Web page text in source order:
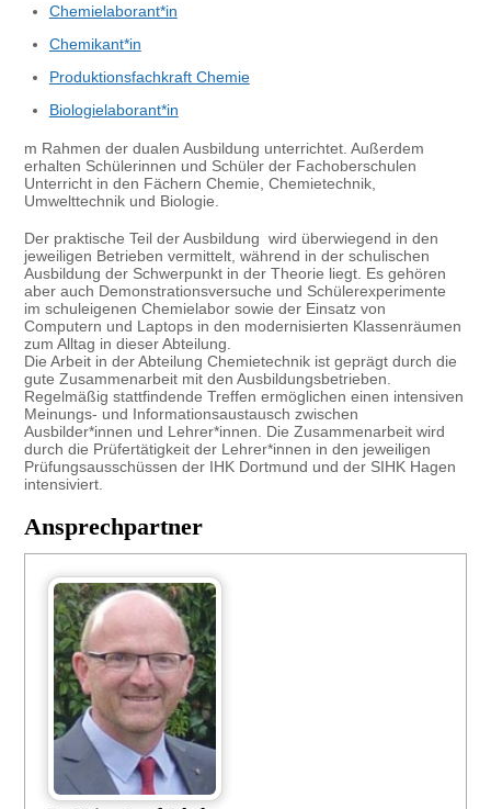
Chemielaborant*in
Chemikant*in
Produktionsfachkraft Chemie
Biologielaborant*in
m Rahmen der dualen Ausbildung unterrichtet. Außerdem
erhalten Schülerinnen und Schüler der Fachoberschulen
Unterricht in den Fächern Chemie, Chemietechnik,
Umwelttechnik und Biologie.
Der praktische Teil der Ausbildung wird überwiegend in den
jeweiligen Betrieben vermittelt, während in der schulischen
Ausbildung der Schwerpunkt in der Theorie liegt. Es gehören
aber auch Demonstrationsversuche und Schülerexperimente
im schuleigenen Chemielabor sowie der Einsatz von
Computern und Laptops in den modernisierten Klassenräumen
zum Alltag in dieser Abteilung.
Die Arbeit in der Abteilung Chemietechnik ist geprägt durch die
gute Zusammenarbeit mit den Ausbildungsbetrieben.
Regelmäßig stattfindende Treffen ermöglichen einen intensiven
Meinungs- und Informationsaustausch zwischen
Ausbilder*innen und Lehrer*innen. Die Zusammenarbeit wird
durch die Prüfertätigkeit der Lehrer*innen in den jeweiligen
Prüfungsausschüssen der IHK Dortmund und der SIHK Hagen
intensiviert.
Ansprechpartner